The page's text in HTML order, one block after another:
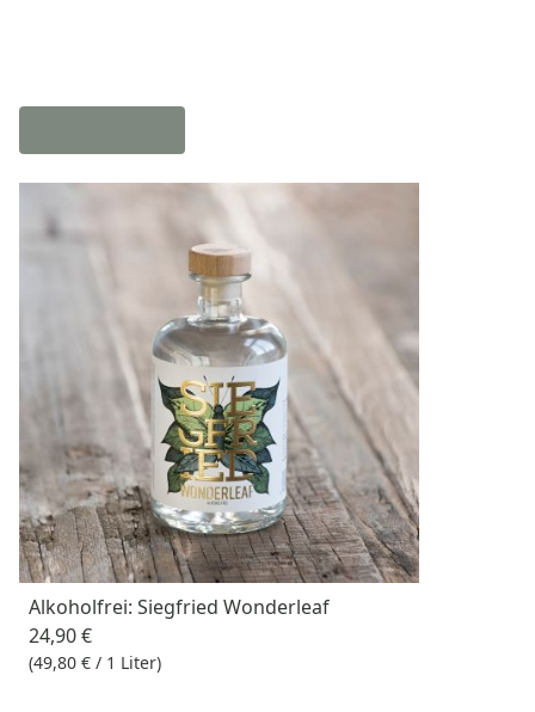
Alkoholfrei: Siegfried Wonderleaf
24,90 €
(49,80 € / 1 Liter)